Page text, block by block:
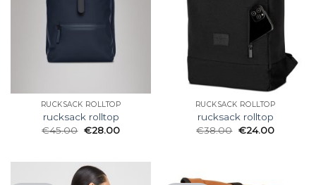
RUCKSACK ROLLTOP
rucksack rolltop
€45.00 €28.00
RUCKSACK ROLLTOP
rucksack rolltop
€38.00 €24.00